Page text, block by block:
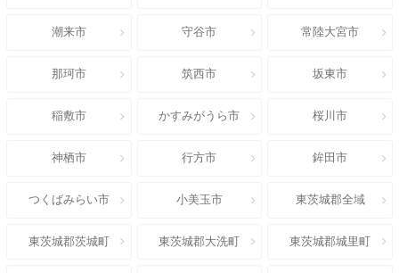
潮来市 守谷市 常陸大宮市
那珂市 筑西市 坂東市
稲敷市 かすみがうら市 桜川市
神栖市 行方市 鉾田市
つくばみらい市 小美玉市 東茨城郡全域
東茨城郡茨城町 東茨城郡大洗町 東茨城郡城里町